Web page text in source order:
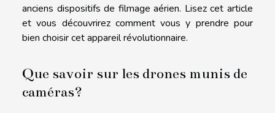
anciens dispositifs de filmage aérien. Lisez cet article
et vous découvrirez comment vous y prendre pour
bien choisir cet appareil révolutionnaire.
Que savoir sur les drones munis de
caméras?